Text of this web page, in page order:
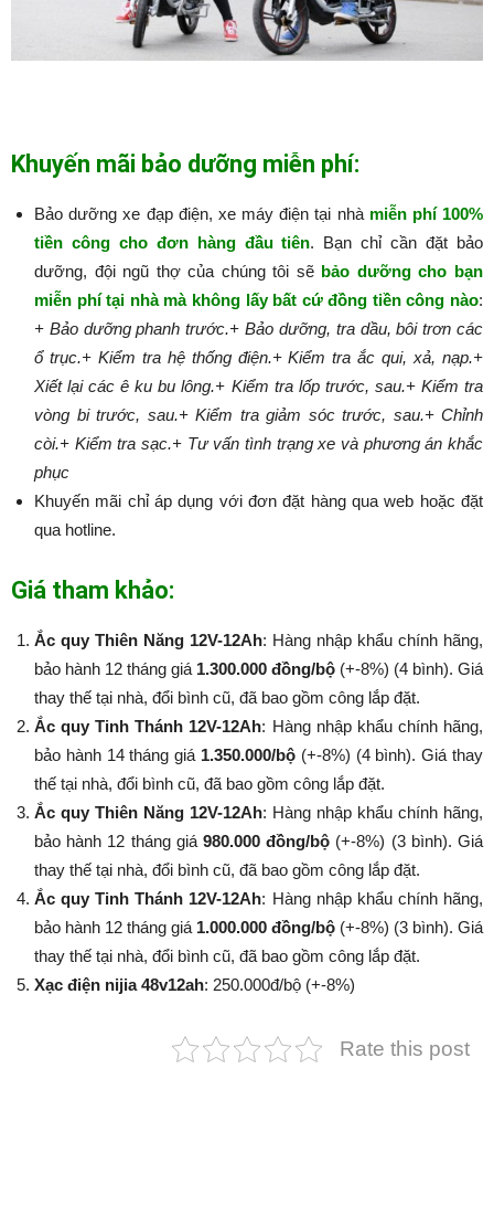
Khuyến mãi bảo dưỡng miễn phí:
Bảo dưỡng xe đạp điện, xe máy điện tại nhà miễn phí 100%
tiền công cho đơn hàng đầu tiên. Bạn chỉ cần đặt bảo
dưỡng, đội ngũ thợ của chúng tôi sẽ bảo dưỡng cho bạn
miễn phí tại nhà mà không lấy bất cứ đồng tiền công nào:​​​​​
+ Bảo dưỡng phanh trước.+ Bảo dưỡng, tra dầu, bôi trơn các
ổ trục.+ Kiểm tra hệ thống điện.+ Kiểm tra ắc qui, xả, nạp.+
Xiết lại các ê ku bu lông.+ Kiểm tra lốp trước, sau.+ Kiểm tra
vòng bi trước, sau.+ Kiểm tra giảm sóc trước, sau.+ Chỉnh
còi.+ Kiểm tra sạc.+ Tư vấn tình trạng xe và phương án khắc
phục
Khuyến mãi chỉ áp dụng với đơn đặt hàng qua web hoặc đặt
qua hotline.
Giá tham khảo:
Ắc quy Thiên Năng 12V-12Ah: Hàng nhập khẩu chính hãng,
bảo hành 12 tháng giá 1.300.000 đồng/bộ (+-8%) (4 bình). Giá
thay thế tại nhà, đổi bình cũ, đã bao gồm công lắp đặt.
Ắc quy Tinh Thánh 12V-12Ah: Hàng nhập khẩu chính hãng,
bảo hành 14 tháng giá 1.350.000/bộ (+-8%​​​​​​​) (4 bình). Giá thay
thế tại nhà, đổi bình cũ, đã bao gồm công lắp đặt.
Ắc quy Thiên Năng 12V-12Ah: Hàng nhập khẩu chính hãng,
bảo hành 12 tháng giá 980.000 đồng/bộ (+-8%​​​​​​​) (3 bình). Giá
thay thế tại nhà, đổi bình cũ, đã bao gồm công lắp đặt.
Ắc quy Tinh Thánh 12V-12Ah: Hàng nhập khẩu chính hãng,
bảo hành 12 tháng giá 1.000.000 đồng/bộ (+-8%​​​​​​​) (3 bình). Giá
thay thế tại nhà, đổi bình cũ, đã bao gồm công lắp đặt.
Xạc điện nijia 48v12ah: 250.000đ/bộ (+-8%​​​​​​​)
Rate this post